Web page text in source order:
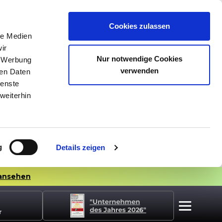
Medien
Daten
Details zeigen
Cookies zulassen
Nur notwendige Cookies
verwenden